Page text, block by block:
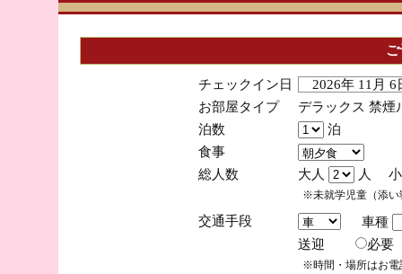
チェックイン日
2026年 11月
お部屋タイプ
デラックス 禁煙
泊数
泊
食事
総人数
大人 人 小
※未就学児童（添い
交通手段
車種
送迎
必
※時間・場所はお電